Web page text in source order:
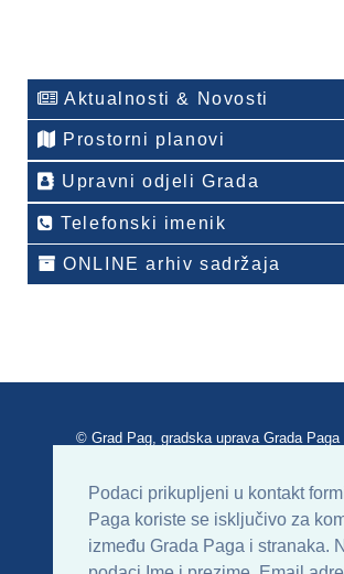
Podaci prikupljeni u kontakt
Paga koriste se isključivo za
između Grada Paga i stranaka.
Aktualnosti & Novosti
Prostorni planovi
Upravni odjeli Grada
Telefonski imenik
ONLINE arhiv sadržaja
© Grad Pag, gradska uprava Grada Paga
Uvjeti korištenja Impressum